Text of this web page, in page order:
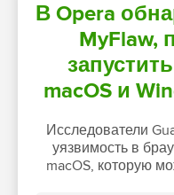
В Opera
MyFlaw,
macOS и
Исследователи
уязвимость в
macOS, которую